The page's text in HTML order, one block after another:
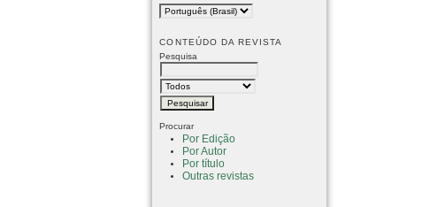
CONTEÚDO DA REVISTA
Pesquisa
Procurar
Por Edição
Por Autor
Por título
Outras revistas